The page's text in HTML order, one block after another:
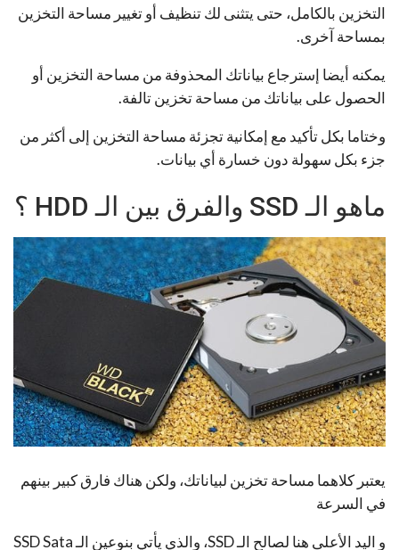
التخزين بالكامل، حتى يتثنى لك تنظيف أو تغيير مساحة التخزين
بمساحة آخرى.
يمكنه أيضا إسترجاع بياناتك المحذوفة من مساحة التخزين أو
الحصول على بياناتك من مساحة تخزين تالفة.
وختاما بكل تأكيد مع إمكانية تجزئة مساحة التخزين إلى أكثر من
جزء بكل سهولة دون خسارة أي بيانات.
ماهو الـ SSD والفرق بين الـ HDD ؟
يعتبر كلاهما مساحة تخزين لبياناتك، ولكن هناك فارق كبير بينهم
في السرعة
و اليد الأعلى هنا لصالح الـ SSD، والذي يأتي بنوعين الـ SSD Sata